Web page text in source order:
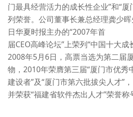
门最具经营活力的成长性企业”和“
列荣誉。公司董事长兼总经理龚少
日华夏时报主办的“2007年首
届CEO高峰论坛”上荣列“中国十大成
2008年5月6日，高票当选为第二届
物，2010年荣膺第三届“厦门市优秀
建设者”及“厦门市第六批拔尖人才”，
并荣获“福建省软件杰出人才”荣誉称